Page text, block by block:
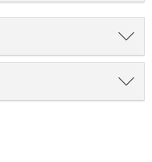
Årets Farge 2026!
Parkett